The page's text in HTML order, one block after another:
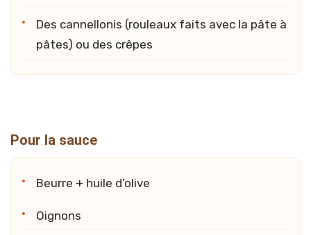
Des cannellonis (rouleaux faits avec la pâte à
pâtes) ou des crêpes
Pour la sauce
Beurre + huile d’olive
Oignons